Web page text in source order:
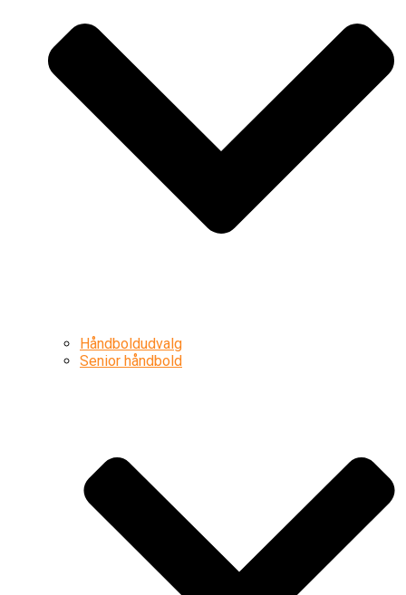
Håndboldudvalg
Senior håndbold